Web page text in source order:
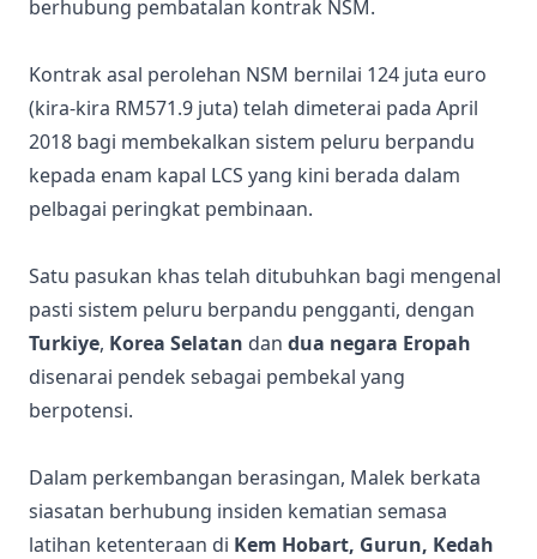
berhubung pembatalan kontrak NSM.
Kontrak asal perolehan NSM bernilai 124 juta euro
(kira-kira RM571.9 juta) telah dimeterai pada April
2018 bagi membekalkan sistem peluru berpandu
kepada enam kapal LCS yang kini berada dalam
pelbagai peringkat pembinaan.
Satu pasukan khas telah ditubuhkan bagi mengenal
pasti sistem peluru berpandu pengganti, dengan
Turkiye, Korea Selatan dan dua negara Eropah
disenarai pendek sebagai pembekal yang
berpotensi.
Dalam perkembangan berasingan, Malek berkata
siasatan berhubung insiden kematian semasa
latihan ketenteraan di Kem Hobart, Gurun, Kedah